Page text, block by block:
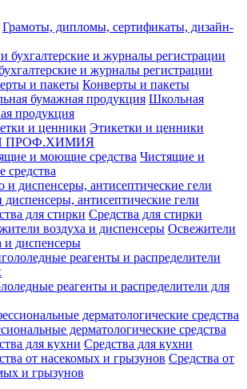
Грамоты, дипломы, сертификаты, дизайн-
и журналы регистрации
Конверты и пакеты
Школьная
продукция
Этикетки и ценники
ПРОФ.ХИМИЯ
Чистящие и
антисептические гели
Средства для стирки
Освежители
и диспенсеры
реагенты и распределители для
дерматологические средства
Средства для кухни
Средства от
и грызунов